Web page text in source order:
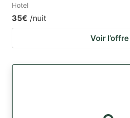
Hotel
35€ /nuit
Voir l’offre